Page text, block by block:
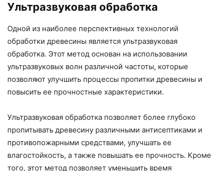
Ультразвуковая обработка
Одной из наиболее перспективных технологий
обработки древесины является ультразвуковая
обработка. Этот метод основан на использовании
ультразвуковых волн различной частоты, которые
позволяют улучшить процессы пропитки древесины и
повысить ее прочностные характеристики.
Ультразвуковая обработка позволяет более глубоко
пропитывать древесину различными антисептиками и
противопожарными средствами, улучшать ее
влагостойкость, а также повышать ее прочность. Кроме
того, этот метод позволяет уменьшить время